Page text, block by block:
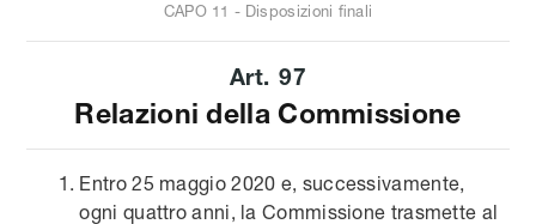
CAPO 11 - Disposizioni finali
Art. 97
Relazioni della Commissione
Entro 25 maggio 2020 e, successivamente,
ogni quattro anni, la Commissione trasmette al